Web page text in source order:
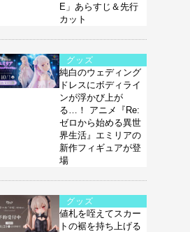
E」あらすじ＆先行
カット
グッズ
純白のウェディング
ドレスにボディライ
ンが浮かび上が
る…！ アニメ『Re:
ゼロから始める異世
界生活』エミリアの
新作フィギュアが登
場
グッズ
値札を咥えてスカー
トの裾を持ち上げる